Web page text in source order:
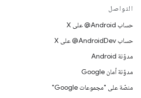
التواصل
حساب ‎@Android على X
حساب ‎@AndroidDev على X
مدوّنة Android
مدوّنة أمان Google
منصّة على "مجموعات Google"